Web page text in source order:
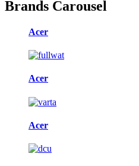
Brands Carousel
Acer
Acer
Acer